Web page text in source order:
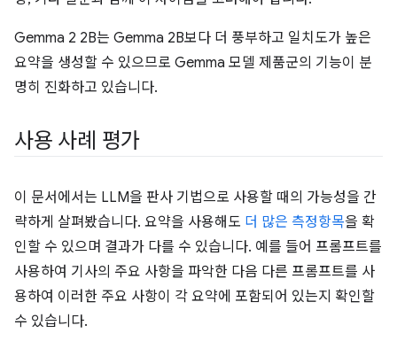
Gemma 2 2B는 Gemma 2B보다 더 풍부하고 일치도가 높은
요약을 생성할 수 있으므로 Gemma 모델 제품군의 기능이 분
명히 진화하고 있습니다.
사용 사례 평가
이 문서에서는 LLM을 판사 기법으로 사용할 때의 가능성을 간
략하게 살펴봤습니다. 요약을 사용해도 더 많은 측정항목을 확
인할 수 있으며 결과가 다를 수 있습니다. 예를 들어 프롬프트를
사용하여 기사의 주요 사항을 파악한 다음 다른 프롬프트를 사
용하여 이러한 주요 사항이 각 요약에 포함되어 있는지 확인할
수 있습니다.